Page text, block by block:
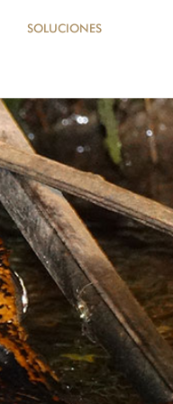
SOLUCIONES